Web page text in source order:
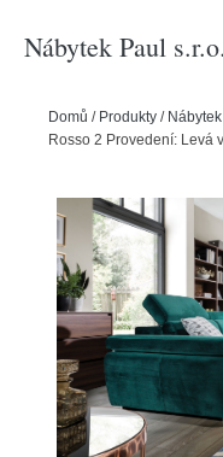
Nábytek Paul
Domů / Produkty /
Rosso 2 Provedení: Levá